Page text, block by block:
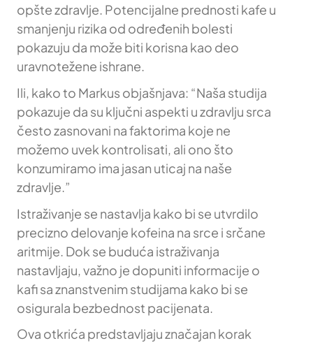
opšte zdravlje. Potencijalne prednosti kafe u
smanjenju rizika od određenih bolesti
pokazuju da može biti korisna kao deo
uravnotežene ishrane.
Ili, kako to Markus objašnjava: “Naša studija
pokazuje da su ključni aspekti u zdravlju srca
često zasnovani na faktorima koje ne
možemo uvek kontrolisati, ali ono što
konzumiramo ima jasan uticaj na naše
zdravlje.”
Istraživanje se nastavlja kako bi se utvrdilo
precizno delovanje kofeina na srce i srčane
aritmije. Dok se buduća istraživanja
nastavljaju, važno je dopuniti informacije o
kafi sa znanstvenim studijama kako bi se
osigurala bezbednost pacijenata.
Ova otkrića predstavljaju značajan korak